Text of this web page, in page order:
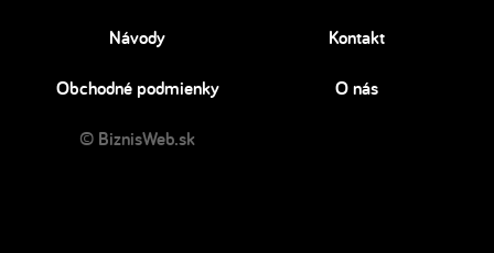
Návody Kontakt
Obchodné podmienky O nás
© BiznisWeb.sk